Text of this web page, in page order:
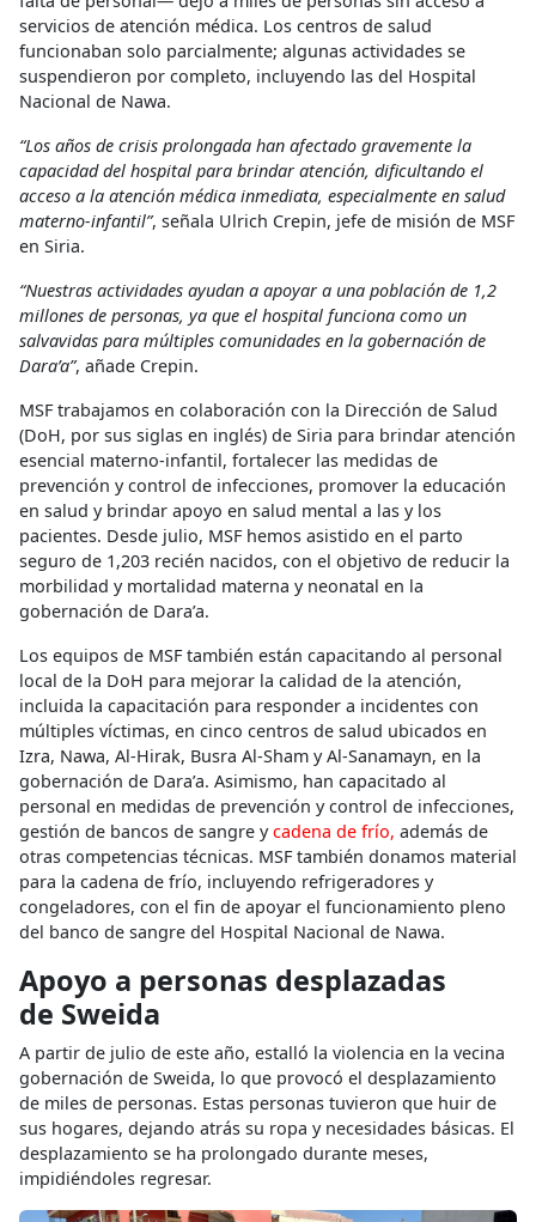
servicios de atención médica. Los centros de salud
funcionaban solo parcialmente; algunas actividades se
suspendieron por completo, incluyendo las del Hospital
Nacional de Nawa.
“Los años de crisis prolongada han afectado gravemente la
capacidad del hospital para brindar atención, dificultando el
acceso a la atención médica inmediata, especialmente en salud
materno-infantil”, señala Ulrich Crepin, jefe de misión de MSF
en Siria.
“Nuestras actividades ayudan a apoyar a una población de 1,2
millones de personas, ya que el hospital funciona como un
salvavidas para múltiples comunidades en la gobernación de
Dara’a”, añade Crepin.
MSF trabajamos en colaboración con la Dirección de Salud
(DoH, por sus siglas en inglés) de Siria para brindar atención
esencial materno-infantil, fortalecer las medidas de
prevención y control de infecciones, promover la educación
en salud y brindar apoyo en salud mental a las y los
pacientes. Desde julio, MSF hemos asistido en el parto
seguro de 1,203 recién nacidos, con el objetivo de reducir la
morbilidad y mortalidad materna y neonatal en la
gobernación de Dara’a.
Los equipos de MSF también están capacitando al personal
local de la DoH para mejorar la calidad de la atención,
incluida la capacitación para responder a incidentes con
múltiples víctimas, en cinco centros de salud ubicados en
Izra, Nawa, Al-Hirak, Busra Al-Sham y Al-Sanamayn, en la
gobernación de Dara’a. Asimismo, han capacitado al
personal en medidas de prevención y control de infecciones,
gestión de bancos de sangre ycadena de frío, además de
otras competencias técnicas. MSF también donamos material
para la cadena de frío, incluyendo refrigeradores y
congeladores, con el fin de apoyar el funcionamiento pleno
del banco de sangre del Hospital Nacional de Nawa.
Apoyo a personas desplazadas
de Sweida
A partir de julio de este año, estalló la violencia en la vecina
gobernación de Sweida, lo que provocó el desplazamiento
de miles de personas. Estas personas tuvieron que huir de
sus hogares, dejando atrás su ropa y necesidades básicas. El
desplazamiento se ha prolongado durante meses,
impidiéndoles regresar.